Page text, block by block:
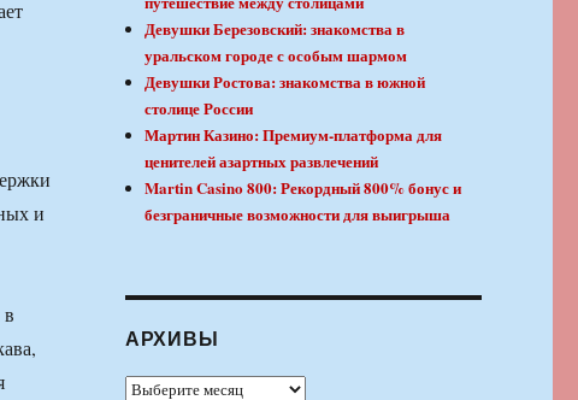
и
Девушки Березовский: знакомства в
уральском городе с особым шармом
Девушки Ростова: знакомства в южной
столице России
Мартин Казино: Премиум-платформа для
ценителей азартных развлечений
Martin Casino 800: Рекордный 800% бонус и
безграничные возможности для выигрыша
АРХИВЫ
Архивы